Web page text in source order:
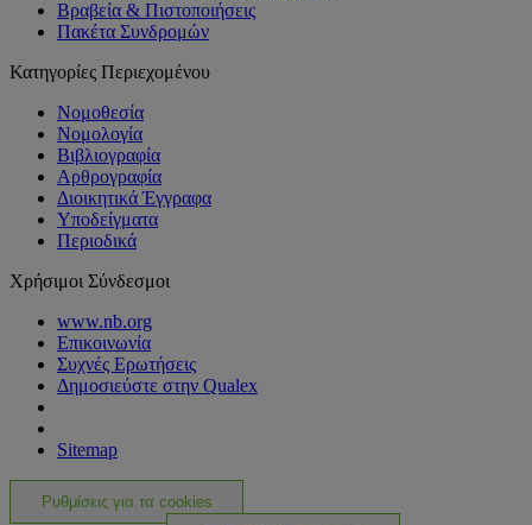
Βραβεία & Πιστοποιήσεις
Πακέτα Συνδρομών
Κατηγορίες Περιεχομένου
Νομοθεσία
Νομολογία
Βιβλιογραφία
Αρθρογραφία
Διοικητικά Έγγραφα
Υποδείγματα
Περιοδικά
Χρήσιμοι Σύνδεσμοι
www.nb.org
Επικοινωνία
Συχνές Ερωτήσεις
Δημοσιεύστε στην Qualex
Sitemap
Ρυθμίσεις για τα cookies